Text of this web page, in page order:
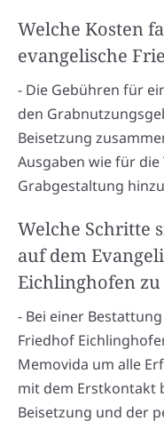
Welche Kosten
evangelische
- Die Gebühren für
den
Beisetzung
Ausgaben wie für
Grabgestaltung
Welche Schritte
auf dem
Eichlinghofen zu
- Bei einer
Friedhof
Memovida um alle
mit dem Erstkontakt
Beisetzung und der